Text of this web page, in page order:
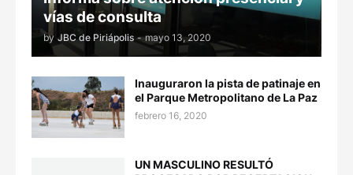
vías de consulta
by JBC de Piriápolis - mayo 13, 2020
Inauguraron la pista de patinaje en
el Parque Metropolitano de La Paz
febrero 16, 2020
UN MASCULINO RESULTÓ